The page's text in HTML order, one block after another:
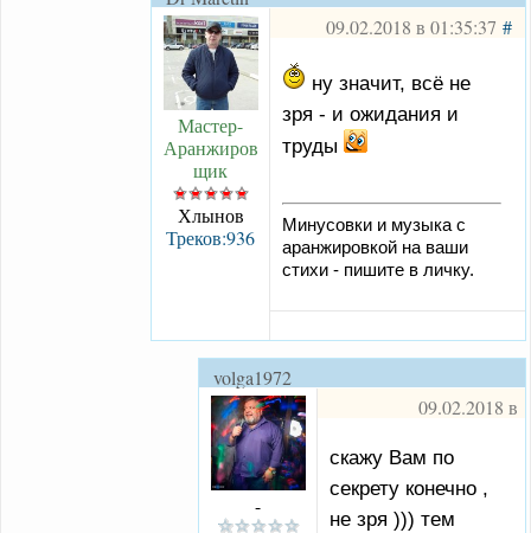
09.02.2018 в 01:35:37#
Мастер-
Аранжиров
щик
Хлынов
Треков:936
ну значит, всё не
зря - и ожидания и
труды
Минусовки и музыка с
аранжировкой на ваши
стихи - пишите в личку.
volga1972
09.02.2018 в
-
скажу Вам по
секрету конечно ,
не зря ))) тем